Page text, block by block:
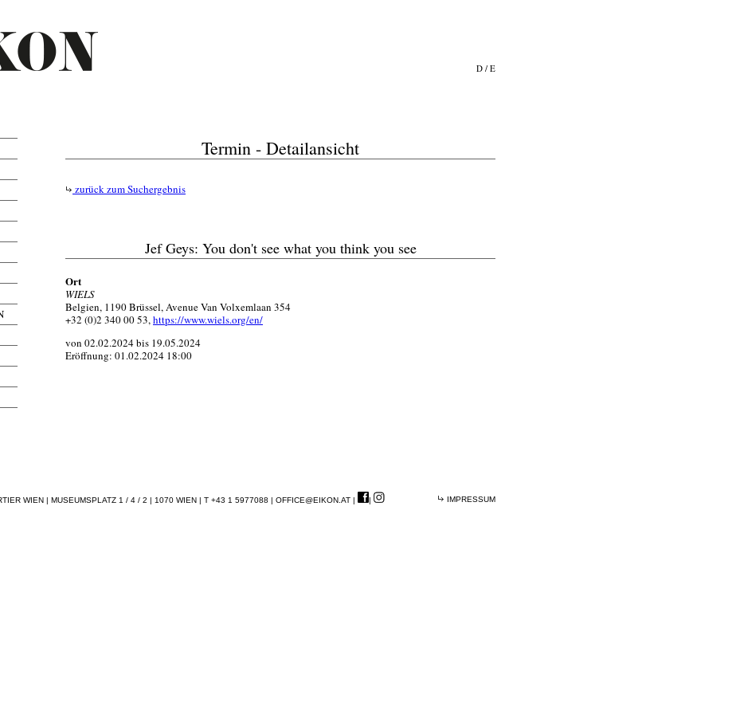
D / E
Termin - Detailansicht
zurück zum Suchergebnis
Jef Geys: You don't see what you think you see
Ort
WIELS
Belgien, 1190 Brüssel, Avenue Van Volxemlaan 354
+32 (0)2 340 00 53,https://www.wiels.org/en/
von 02.02.2024 bis 19.05.2024
Eröffnung: 01.02.2024 18:00
WIEN | MUSEUMSPLATZ 1 / 4 / 2 | 1070 WIEN | T +43 1 5977088 | OFFICE@EIKON.AT | | IMPRESSUM